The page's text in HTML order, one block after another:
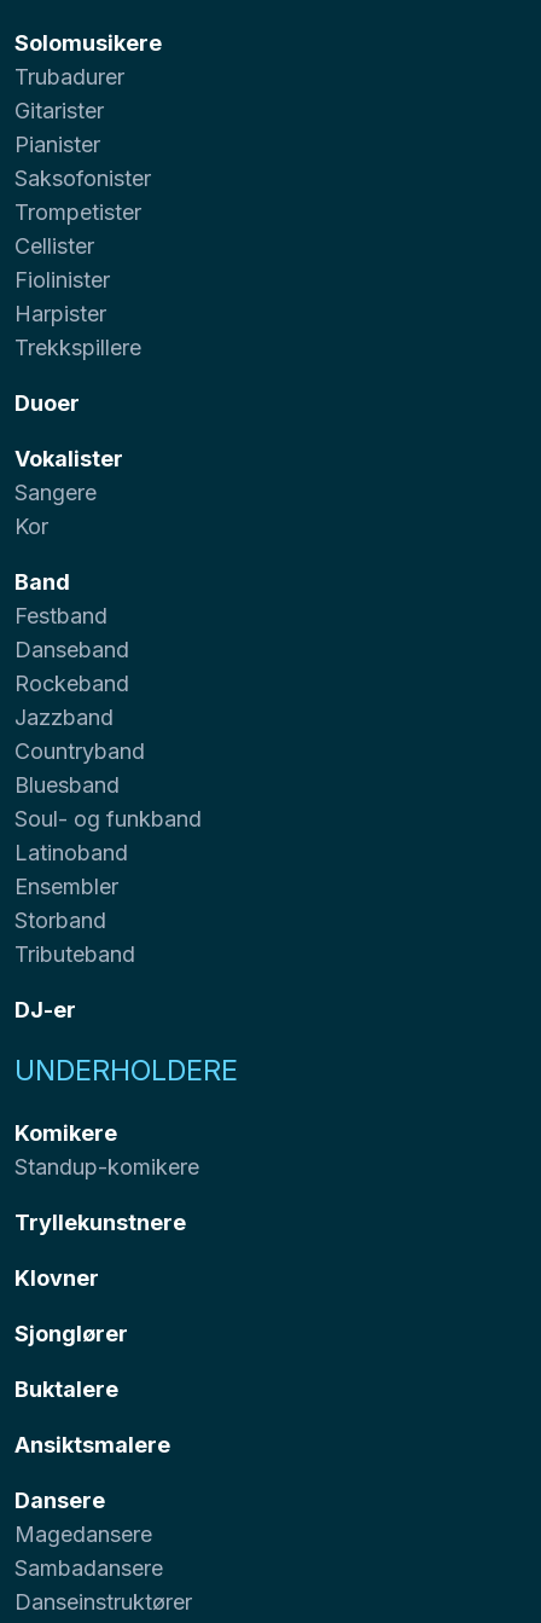
Solomusikere
Trubadurer
Gitarister
Pianister
Saksofonister
Trompetister
Cellister
Fiolinister
Harpister
Trekkspillere
Duoer
Vokalister
Sangere
Kor
Band
Festband
Danseband
Rockeband
Jazzband
Countryband
Bluesband
Soul- og funkband
Latinoband
Ensembler
Storband
Tributeband
DJ-er
UNDERHOLDERE
Komikere
Standup-komikere
Tryllekunstnere
Klovner
Sjonglører
Buktalere
Ansiktsmalere
Dansere
Magedansere
Sambadansere
Danseinstruktører